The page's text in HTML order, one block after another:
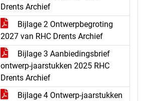
Drents Archief
Bijlage 2 Ontwerpbegroting
2027 van RHC Drents Archief
Bijlage 3 Aanbiedingsbrief
ontwerp-jaarstukken 2025 RHC
Drents Archief
Bijlage 4 Ontwerp-jaarstukken